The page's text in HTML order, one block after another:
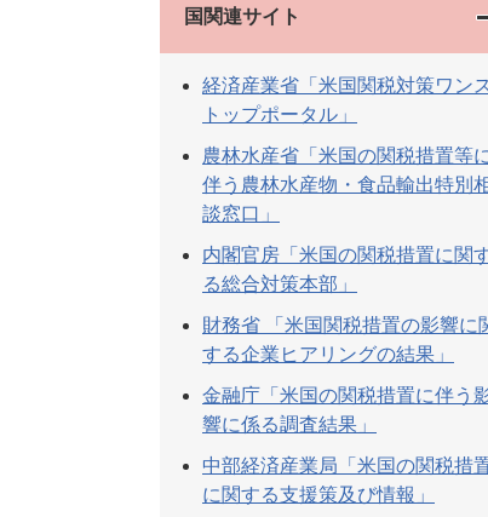
国関連サイト
経済産業省「米国関税対策ワンス
トップポータル」
農林水産省「米国の関税措置等
伴う農林水産物・食品輸出特別
談窓口」
内閣官房「米国の関税措置に関
る総合対策本部」
財務省 「米国関税措置の影響に
する企業ヒアリングの結果」
金融庁「米国の関税措置に伴う
響に係る調査結果」
中部経済産業局「米国の関税措
に関する支援策及び情報」